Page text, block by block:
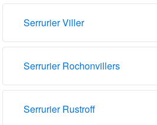
Serrurier Viller
Serrurier Rochonvillers
Serrurier Rustroff